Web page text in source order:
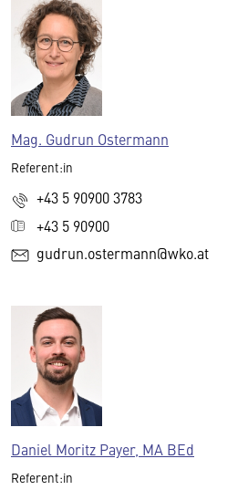
Mag. Gudrun Ostermann
Referent:in
+43 5 90900 3783
+43 5 90900
gudrun.ostermann@wko.at
Daniel Moritz Payer, MA BEd
Referent:in